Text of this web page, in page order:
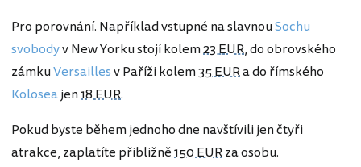
Pro porovnání. Například vstupné na slavnouSochu
svobodyv New Yorku stojí kolem23 EUR, do obrovského
zámkuVersaillesv Paříži kolem35 EURa do římského
Koloseajen18 EUR.
Pokud byste během jednoho dne navštívili jen čtyři
atrakce, zaplatíte přibližně150 EURza osobu.